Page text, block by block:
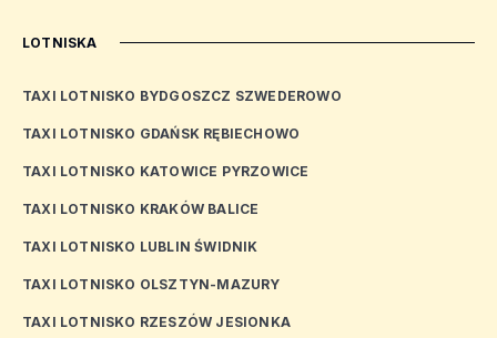
LOTNISKA
TAXI LOTNISKO BYDGOSZCZ SZWEDEROWO
TAXI LOTNISKO GDAŃSK RĘBIECHOWO
TAXI LOTNISKO KATOWICE PYRZOWICE
TAXI LOTNISKO KRAKÓW BALICE
TAXI LOTNISKO LUBLIN ŚWIDNIK
TAXI LOTNISKO OLSZTYN-MAZURY
TAXI LOTNISKO RZESZÓW JESIONKA